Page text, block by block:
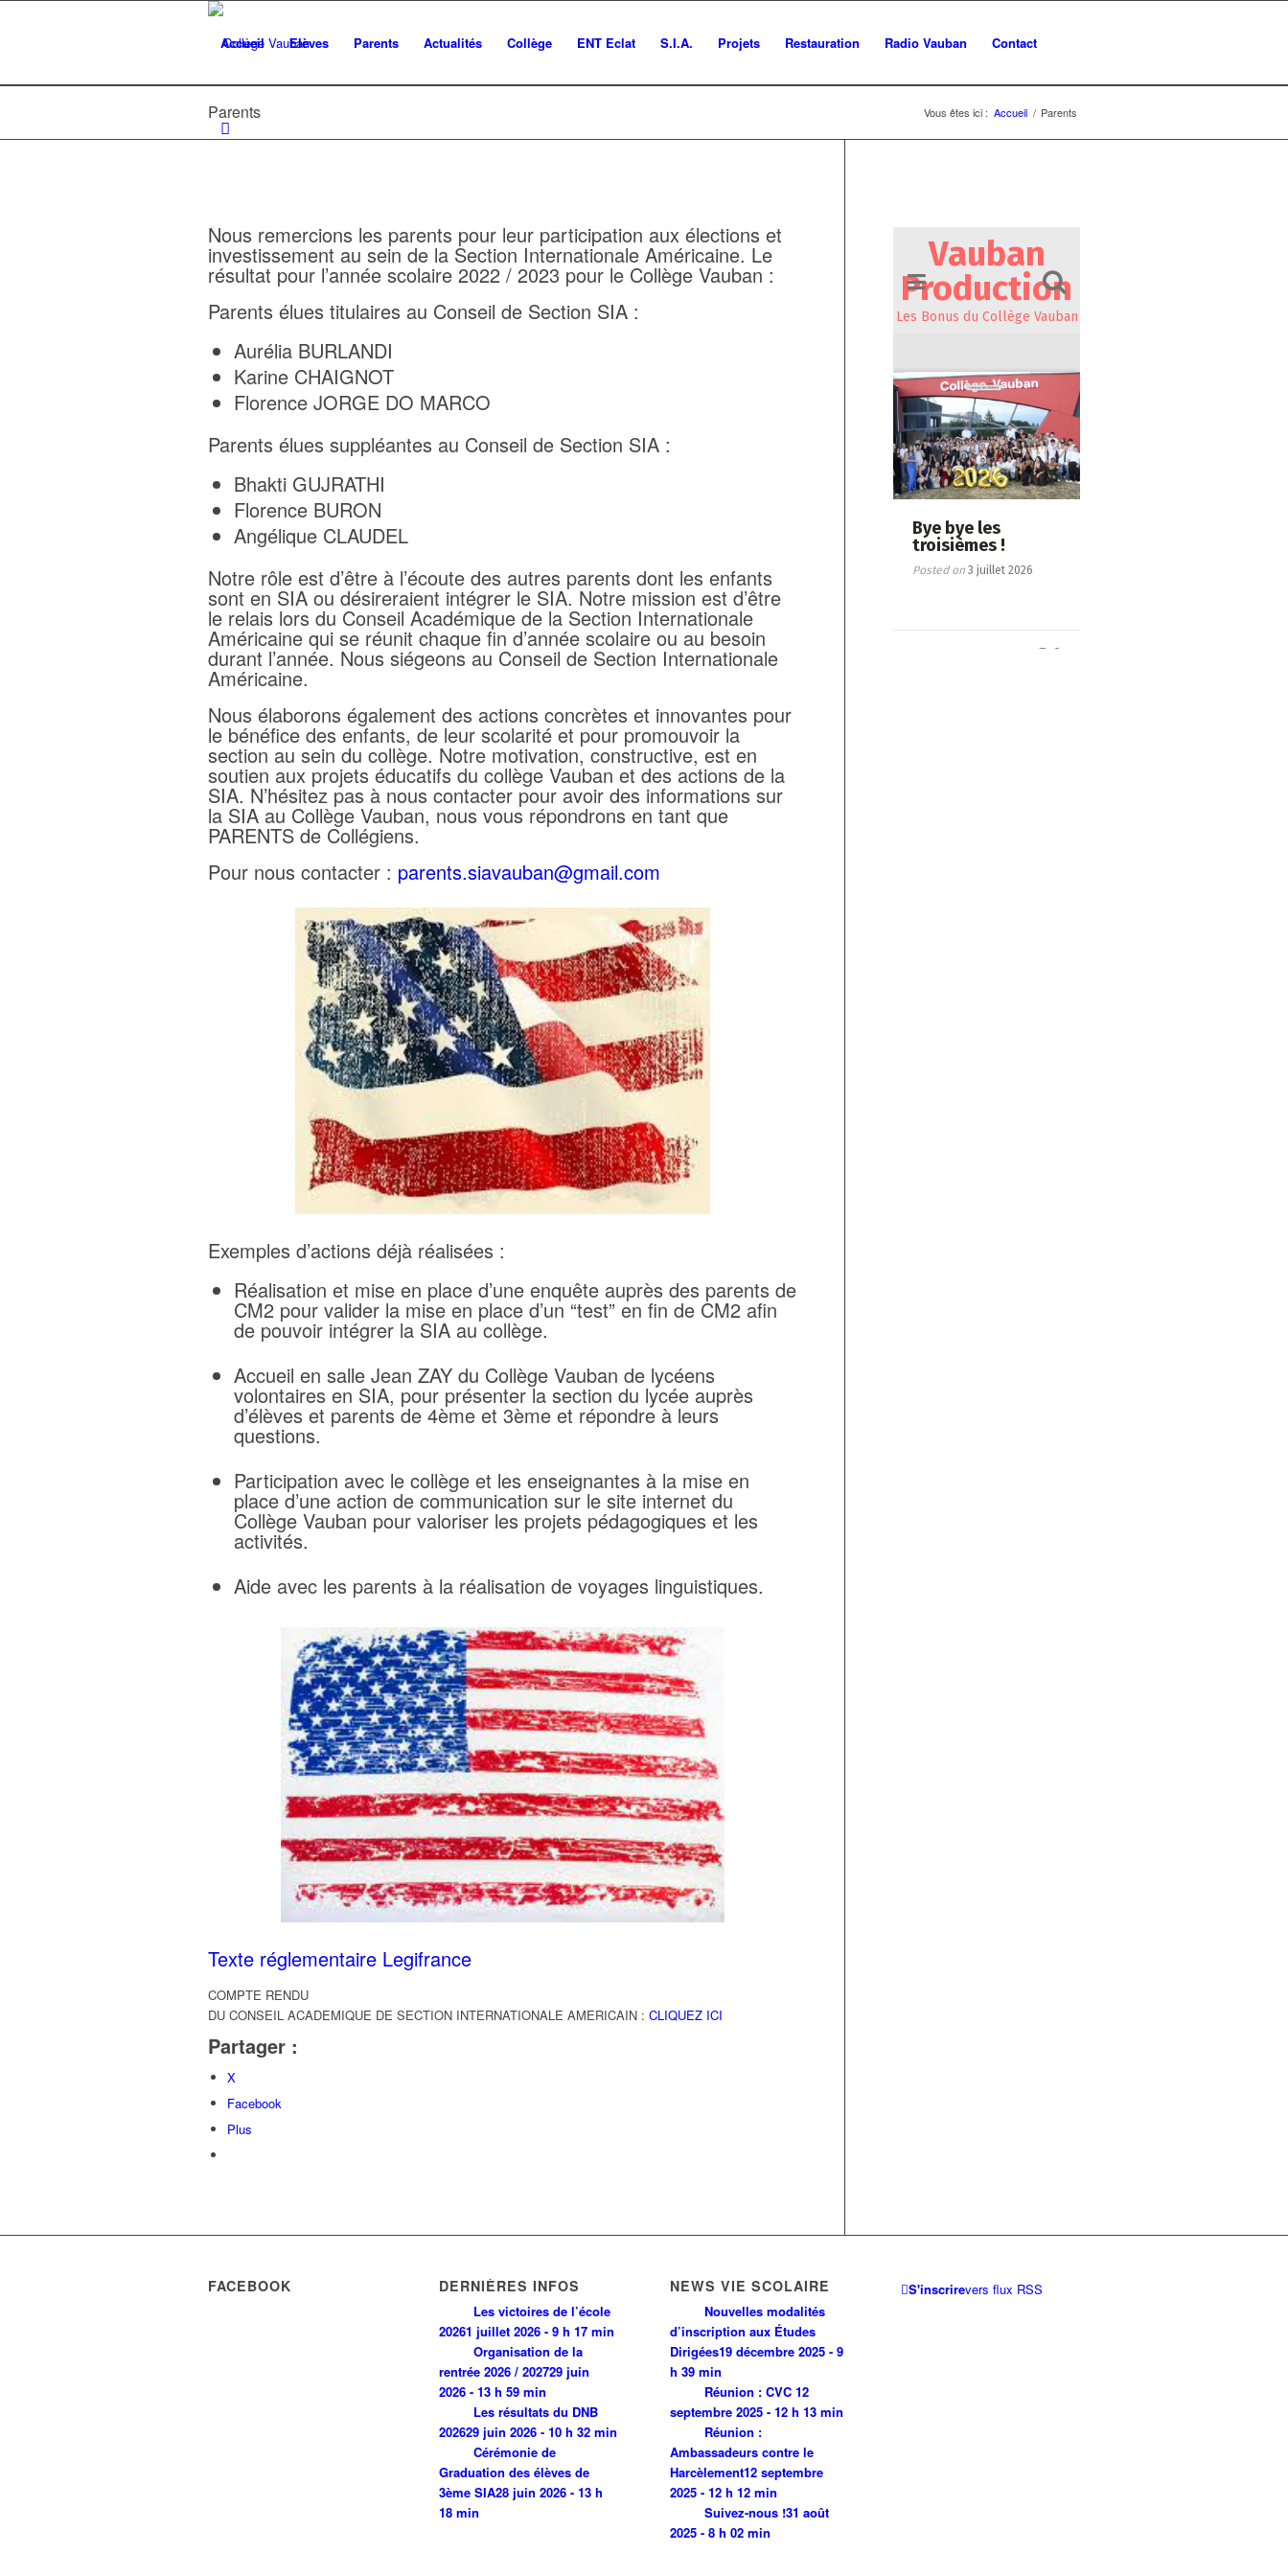
Accueil Elèves Parents Actualités Collège ENT Eclat S.I.A. Projets Restauration Radio Vauban Contact
Parents Vous êtes ici : Accueil / Parents
Nous remercions les parents pour leur participation aux élections et
investissement au sein de la Section Internationale Américaine. Le
résultat pour l’année scolaire 2022 / 2023 pour le Collège Vauban :
Parents élues titulaires au Conseil de Section SIA :
Aurélia BURLANDI
Karine CHAIGNOT
Florence JORGE DO MARCO
Parents élues suppléantes au Conseil de Section SIA :
Bhakti GUJRATHI
Florence BURON
Angélique CLAUDEL
Notre rôle est d’être à l’écoute des autres parents dont les enfants
sont en SIA ou désireraient intégrer le SIA. Notre mission est d’être
le relais lors du Conseil Académique de la Section Internationale
Américaine qui se réunit chaque fin d’année scolaire ou au besoin
durant l’année. Nous siégeons au Conseil de Section Internationale
Américaine.
Nous élaborons également des actions concrètes et innovantes pour
le bénéfice des enfants, de leur scolarité et pour promouvoir la
section au sein du collège. Notre motivation, constructive, est en
soutien aux projets éducatifs du collège Vauban et des actions de la
SIA. N’hésitez pas à nous contacter pour avoir des informations sur
la SIA au Collège Vauban, nous vous répondrons en tant que
PARENTS de Collégiens.
Pour nous contacter : parents.siavauban@gmail.com
Exemples d’actions déjà réalisées :
Réalisation et mise en place d’une enquête auprès des parents de
CM2 pour valider la mise en place d’un “test” en fin de CM2 afin
de pouvoir intégrer la SIA au collège.
Accueil en salle Jean ZAY du Collège Vauban de lycéens
volontaires en SIA, pour présenter la section du lycée auprès
d’élèves et parents de 4ème et 3ème et répondre à leurs
questions.
Participation avec le collège et les enseignantes à la mise en
place d’une action de communication sur le site internet du
Collège Vauban pour valoriser les projets pédagogiques et les
activités.
Aide avec les parents à la réalisation de voyages linguistiques.
Texte réglementaire Legifrance
COMPTE RENDU
DU CONSEIL ACADEMIQUE DE SECTION INTERNATIONALE AMERICAIN : CLIQUEZ ICI
Partager :
X
Facebook
Plus
FACEBOOK DERNIÈRES INFOS
Les victoires de l’école
20261 juillet 2026 - 9 h 17 min
Organisation de la
rentrée 2026 / 202729 juin
2026 - 13 h 59 min
Les résultats du DNB
202629 juin 2026 - 10 h 32 min
Cérémonie de
Graduation des élèves de
3ème SIA28 juin 2026 - 13 h
18 min
NEWS VIE SCOLAIRE
Nouvelles modalités
d’inscription aux Études
Dirigées19 décembre 2025 - 9
h 39 min
Réunion : CVC12
septembre 2025 - 12 h 13 min
Réunion :
Ambassadeurs contre le
Harcèlement12 septembre
2025 - 12 h 12 min
Suivez-nous !31 août
2025 - 8 h 02 min
S'inscrirevers flux RSS